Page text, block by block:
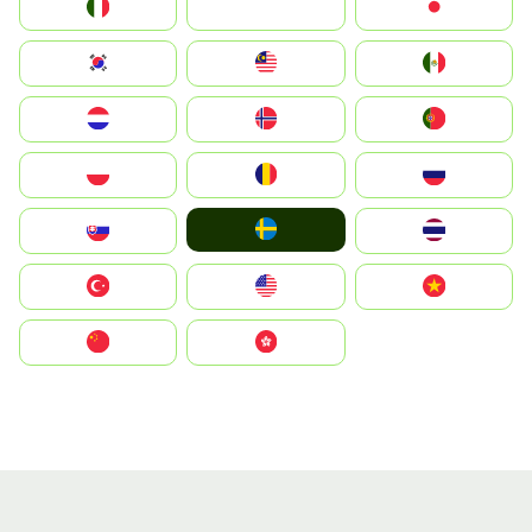
South Korea
United States
中國香港特別行政區